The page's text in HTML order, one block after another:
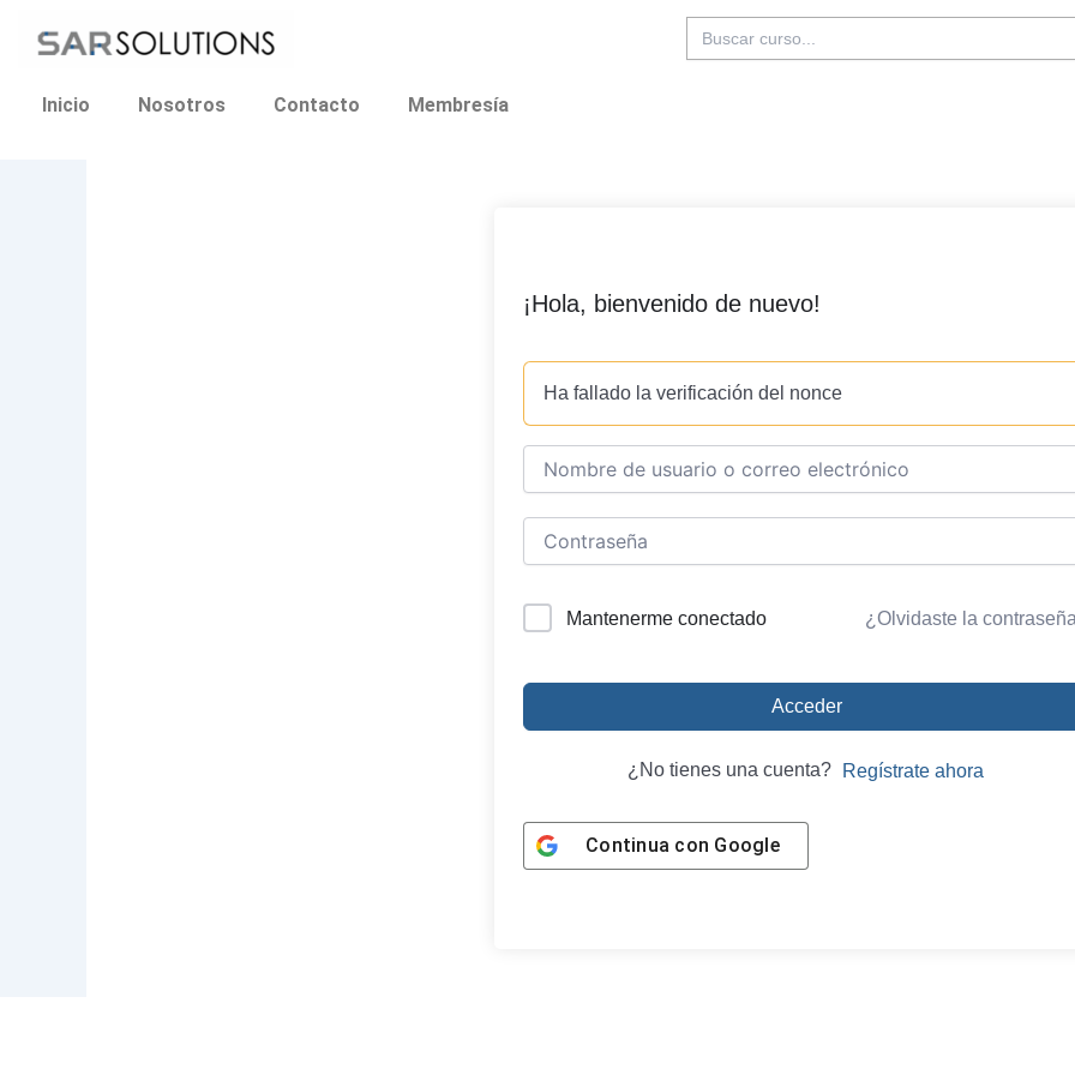
Buscar:
Inicio Nosotros Contacto Membresía
¡Hola, bienvenido de nuevo!
Ha fallado la verificación del nonce
Mantenerme conectado ¿Olvidaste la
Acceder
¿No tienes una cuenta? Regístrate ahora
Continua con Google